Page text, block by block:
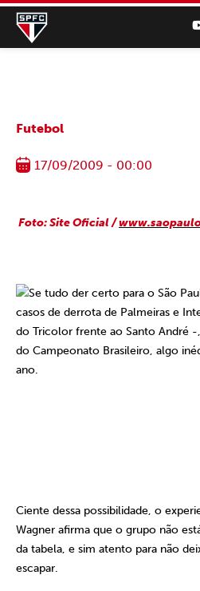
Futebol
17/09/2009 - 00:00
Foto: Site Oficial /
Se tudo der certo para o São
casos de derrota de Palmeiras e
do Tricolor frente ao Santo André
do Campeonato Brasileiro, algo
ano.
Ciente dessa possibilidade, o
Wagner afirma que o grupo não
da tabela, e sim atento para não
escapar.